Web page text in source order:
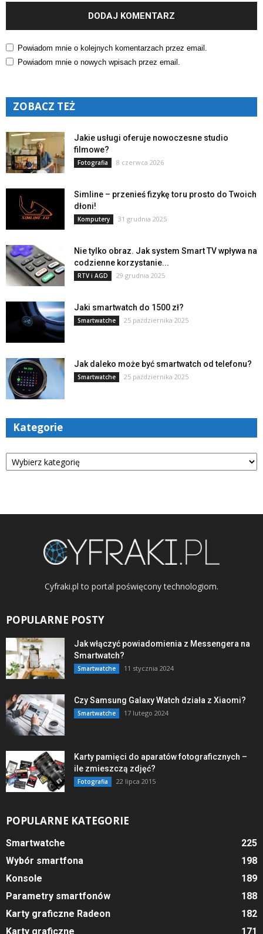
Powiadom mnie o kolejnych komentarzach przez email.
Powiadom mnie o nowych wpisach przez email.
ZOBACZ TEŻ
Jakie usługi oferuje nowoczesne studio
filmowe?
Fotografia 8 czerwca 2026
Simline – przenieś fizykę toru prosto do Twoich
dłoni!
Komputery 31 grudnia 2025
Nie tylko obraz. Jak system Smart TV wpływa na
codzienne korzystanie...
RTV i AGD 29 grudnia 2025
Jaki smartwatch do 1500 zł?
Smartwatche 25 października 2025
Jak daleko może być smartwatch od telefonu?
Smartwatche 25 października 2025
Kategorie
Kategorie
Cyfraki.pl to portal poświęcony technologiom.
POPULARNE POSTY
Jak włączyć powiadomienia z Messengera na
Smartwatch?
Smartwatche 11 stycznia 2024
Czy Samsung Galaxy Watch działa z Xiaomi?
Smartwatche 17 lutego 2024
Karty pamięci do aparatów fotograficznych –
ile zmieszczą zdjęć?
Fotografia 22 lipca 2015
POPULARNE KATEGORIE
Smartwatche
225
Wybór smartfona
198
Konsole
189
Parametry smartfonów
188
Karty graficzne Radeon
182
Karty graficzne
171